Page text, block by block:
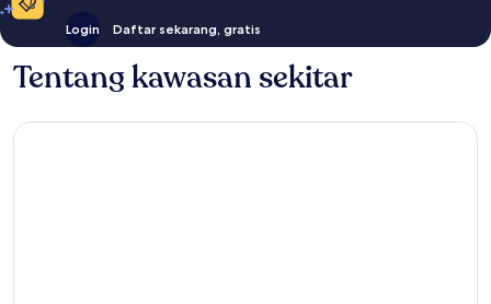
Login Daftar sekarang, gratis
Tentang kawasan sekitar